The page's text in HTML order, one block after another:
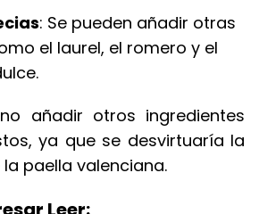
: Se pueden añadir otras
el laurel, el romero y el
añadir otros ingredientes
ya que se desvirtuaría la
paella valenciana.